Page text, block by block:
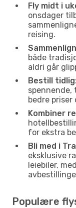
Fly midt i
onsdager
reising.
både
aldri går
Bestill
bedre priser
Kombiner
for ekstra
Bli med i
eksklusive
leiebiler,
Populære